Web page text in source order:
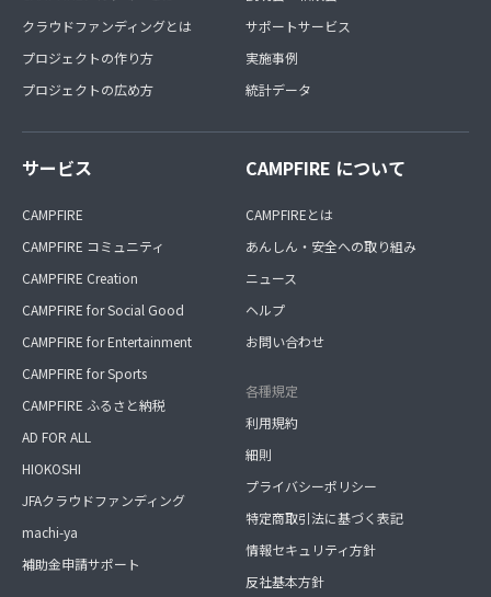
クラウドファンディングとは
プロジェクトの作り方
プロジェクトの広め方
サポートサービス
実施事例
統計データ
サービス
CAMPFIRE
CAMPFIRE コミュニティ
CAMPFIRE Creation
CAMPFIRE for Social Good
CAMPFIRE for Entertainment
CAMPFIRE for Sports
CAMPFIRE ふるさと納税
AD FOR ALL
HIOKOSHI
JFAクラウドファンディング
machi-ya
補助金申請サポート
CAMPFIRE について
CAMPFIREとは
あんしん・安全への取り組み
ニュース
ヘルプ
お問い合わせ
各種規定
利用規約
細則
プライバシーポリシー
特定商取引法に基づく表記
情報セキュリティ方針
反社基本方針